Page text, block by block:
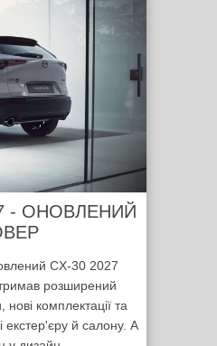
- ОНОВЛЕНИЙ
CX-30 2027
розширений
комплектації та
екстер'єру й салону. А